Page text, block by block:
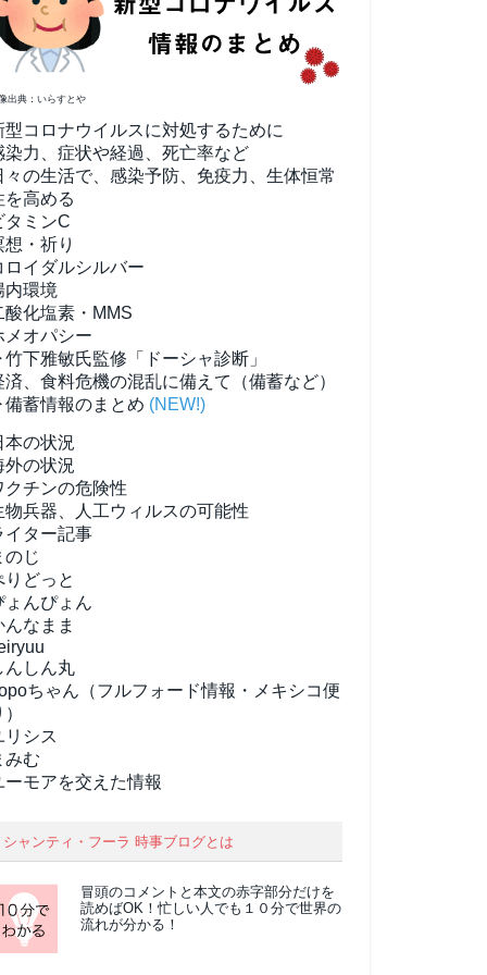
出典：いらすとや
型コロナウイルスに対処するために
染力、症状や経過、死亡率など
々の生活で、感染予防、免疫力、生体恒常
を高める
タミンC
想・祈り
ロイダルシルバー
内環境
酸化塩素・MMS
メオパシー
下雅敏氏監修「ドーシャ診断」
済、食料危機の混乱に備えて（備蓄など）
蓄情報のまとめ (NEW!)
本の状況
外の状況
クチンの危険性
物兵器、人工ウィルスの可能性
イター記事
のじ
りどっと
ょんぴょん
んなまま
んしん丸
ちゃん（フルフォード情報・メキシコ便
リシス
みむ
ーモアを交えた情報
シャンティ・フーラ 時事ブログとは
冒頭のコメントと本文の赤字部分だけを
読めばOK！忙しい人でも１０分で世界の
流れが分かる！